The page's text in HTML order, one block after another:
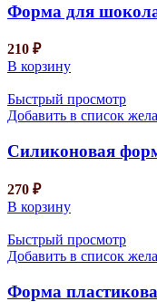
Форма для
210 ₽
В корзину
Быстрый просмотр
Добавить в список
Силиконовая
270 ₽
В корзину
Быстрый просмотр
Добавить в список
Форма